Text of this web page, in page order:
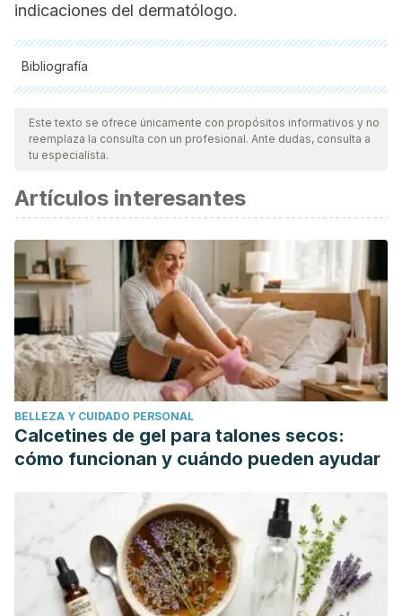
indicaciones del dermatólogo.
Bibliografía
Todas las fuentes citadas fueron revisadas a profundidad por
nuestro equipo, para asegurar su calidad, confiabilidad,
vigencia y validez.La bibliografía de este artículo fue
científica.
Muñoz Sandoval, M. y Poletti Vázquez, E. (2008).Acné,
dieta y debate: un veredicto pendiente.
Medicina Interna
de MéxicoVol 24, Nº 5: 346-352. [En línea]. Disponible
en:
https://www.cmim.org/boletin/pdf2008/
VV.AA. (2011).
Influencia de la dieta en el acné: revisión de
la liteatura. Rev. Chilena Dermatol. Vol. 27, Nº 1: 82-85. [En
línea]. Disponible
en:https://www.sochiderm.org/web/revista/27_1/9.pdf
Este texto se ofrece únicamente con propósitos informativos y no
reemplaza la consulta con un profesional. Ante dudas, consulta a
tu especialista.
Artículos interesantes
BELLEZA Y CUIDADO PERSONAL
Calcetines de gel para talones secos:
cómo funcionan y cuándo pueden ayudar